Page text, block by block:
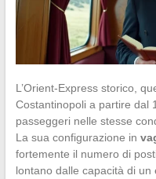
L’Orient-Express storico,
Costantinopoli a partire dal
passeggeri nelle stesse
La sua configurazione in
fortemente il numero di
lontano dalle capacità di